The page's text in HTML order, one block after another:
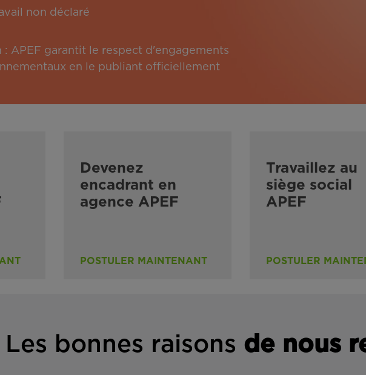
non déclaré
: APEF garantit le respect d'engagements
en le publiant officiellement
Devenez
encadrant en
agence APEF
POSTULER MAINTENANT
Travaillez au
siège social
APEF
POSTULER
Les bonnes raisons de nous